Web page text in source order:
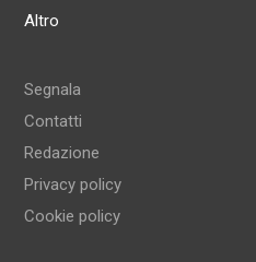
Altro
Segnala
Contatti
Redazione
Privacy policy
Cookie policy